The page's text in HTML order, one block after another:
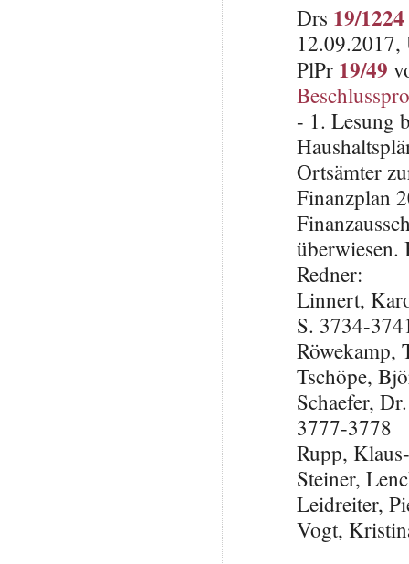
Drs 19/1224
12.09.2017,
PlPr 19/49
- 1. Lesung
Ortsämter
Finanzplan
überwiesen.
Redner:
Linnert,
S. 3734-
Röwekamp,
Tschöpe,
Schaefer,
3777-3778
Rupp,
Steiner,
Leidreiter,
Vogt,